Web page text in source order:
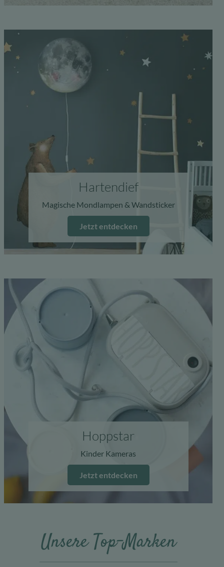
Hartendief
Magische Mondlampen & Wandsticker
Jetzt entdecken
Hoppstar
Kinder Kameras
Jetzt entdecken
Unsere Top-Marken